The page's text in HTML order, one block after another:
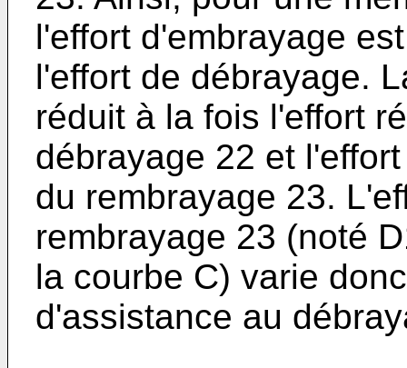
l'effort d'embrayage
l'effort de débrayage.
réduit à la fois l'effort
débrayage 22 et
du rembrayage 23.
rembrayage 23 (noté
la courbe C) varie
d'assistance au